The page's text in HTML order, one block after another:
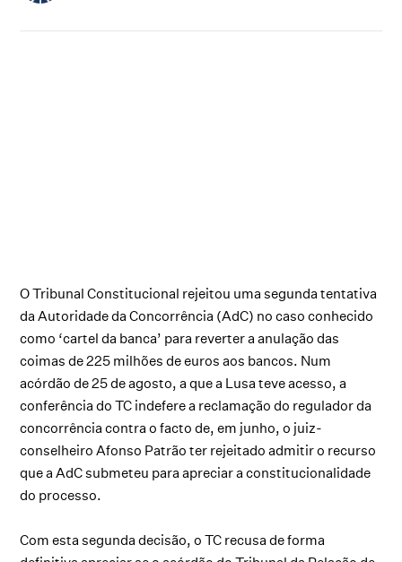
O Tribunal Constitucional rejeitou uma segunda tentativa
da Autoridade da Concorrência (AdC) no caso conhecido
como ‘cartel da banca’ para reverter a anulação das
coimas de 225 milhões de euros aos bancos. Num
acórdão de 25 de agosto, a que a Lusa teve acesso, a
conferência do TC indefere a reclamação do regulador da
concorrência contra o facto de, em junho, o juiz-
conselheiro Afonso Patrão ter rejeitado admitir o recurso
que a AdC submeteu para apreciar a constitucionalidade
do processo.
Com esta segunda decisão, o TC recusa de forma